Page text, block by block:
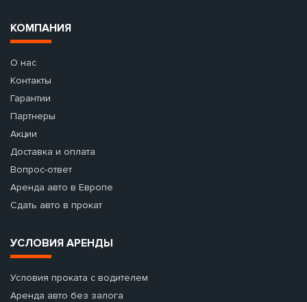
КОМПАНИЯ
О нас
Контакты
Гарантии
Партнеры
Акции
Доставка и оплата
Вопрос-ответ
Аренда авто в Европе
Сдать авто в прокат
УСЛОВИЯ АРЕНДЫ
Условия проката с водителем
Аренда авто без залога